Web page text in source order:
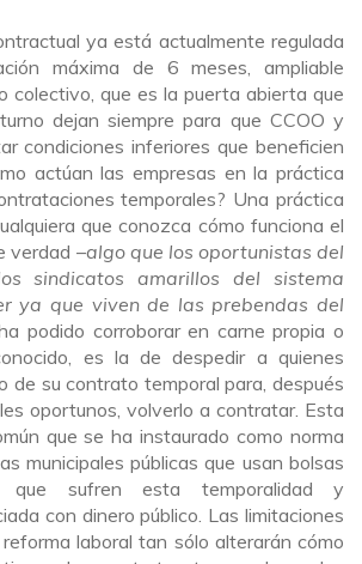
ya está actualmente regulada
máxima de 6 meses, ampliable
colectivo, que es la puerta abierta que
dejan siempre para que CCOO y
condiciones inferiores que beneficien
actúan las empresas en la práctica
temporales? Una práctica
que conozca cómo funciona el
verdad –algo que los oportunistas del
sindicatos amarillos del sistema
ya que viven de las prebendas del
podido corroborar en carne propia o
es la de despedir a quienes
de su contrato temporal para, después
oportunos, volverlo a contratar. Esta
que se ha instaurado como norma
municipales públicas que usan bolsas
que sufren esta temporalidad y
con dinero público. Las limitaciones
laboral tan sólo alterarán cómo